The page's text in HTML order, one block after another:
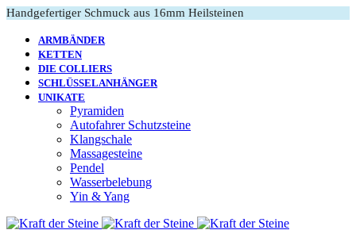
Handgefertiger Schmuck aus 16mm Heilsteinen
ARMBÄNDER
KETTEN
DIE COLLIERS
SCHLÜSSELANHÄNGER
UNIKATE
Pyramiden
Autofahrer Schutzsteine
Klangschale
Massagesteine
Pendel
Wasserbelebung
Yin & Yang